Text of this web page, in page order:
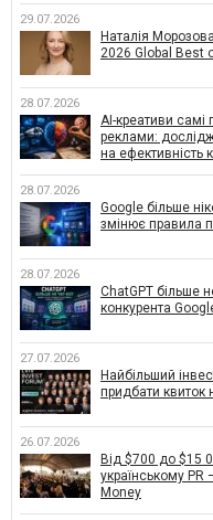
29.07.2026
Наталія
2026 Global Best
28.07.2026
AI-креативи самі
реклами:
на ефективність
28.07.2026
Google більше
змінює правила
28.07.2026
ChatGPT більше
конкурента
27.07.2026
Найбільший
придбати квиток
26.07.2026
Від $700 до $15
українському PR
Money